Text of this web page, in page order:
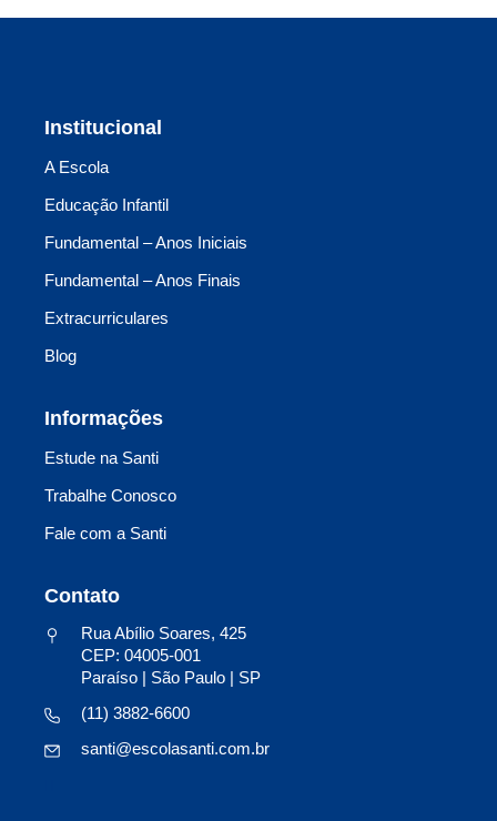
Institucional
A Escola
Educação Infantil
Fundamental – Anos Iniciais
Fundamental – Anos Finais
Extracurriculares
Blog
Informações
Estude na Santi
Trabalhe Conosco
Fale com a Santi
Contato
Rua Abílio Soares, 425
CEP: 04005-001
Paraíso | São Paulo | SP
(11) 3882-6600
santi@escolasanti.com.br